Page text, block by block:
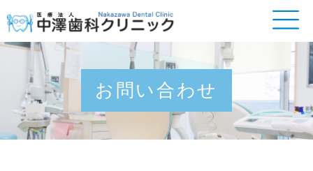
お問い合わせ